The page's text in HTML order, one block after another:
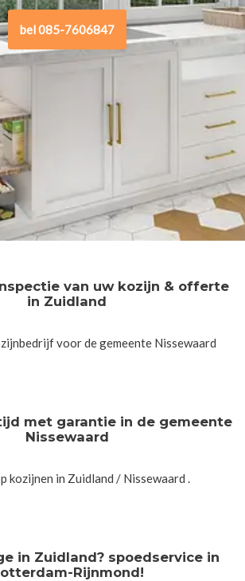
bel 085-7606847
van uw kozijn & offerte
in Zuidland
voor de gemeente Nissewaard
met garantie in de gemeente
Nissewaard
kozijnen in Zuidland / Nissewaard .
in Zuidland? spoedservice in
Rijnmond!